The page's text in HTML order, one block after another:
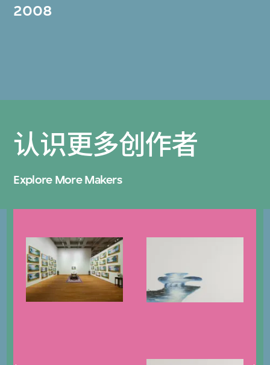
2008
认识更多创作者
Explore More Makers